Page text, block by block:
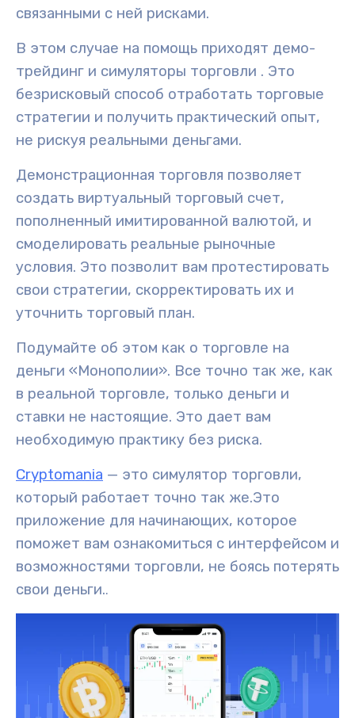
связанными с ней рисками.
В этом случае на помощь приходят демо-
трейдинг и симуляторы торговли . Это
безрисковый способ отработать торговые
стратегии и получить практический опыт,
не рискуя реальными деньгами.
Демонстрационная торговля позволяет
создать виртуальный торговый счет,
пополненный имитированной валютой, и
смоделировать реальные рыночные
условия. Это позволит вам протестировать
свои стратегии, скорректировать их и
уточнить торговый план.
Подумайте об этом как о торговле на
деньги «Монополии». Все точно так же, как
в реальной торговле, только деньги и
ставки не настоящие. Это дает вам
необходимую практику без риска.
Cryptomania — это симулятор торговли,
который работает точно так же.Это
приложение для начинающих, которое
поможет вам ознакомиться с интерфейсом и
возможностями торговли, не боясь потерять
свои деньги..